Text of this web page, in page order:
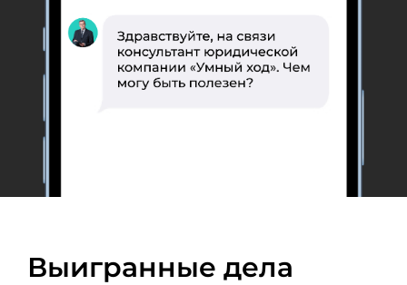
Выигранные дела